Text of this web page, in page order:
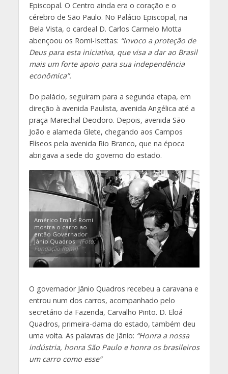
Episcopal. O Centro ainda era o coração e o
cérebro de São Paulo. No Palácio Episcopal, na
Bela Vista, o cardeal D. Carlos Carmelo Motta
abençoou os Romi-Isettas: “Invoco a proteção de
Deus para esta iniciativa, que visa a dar ao Brasil
mais um forte apoio para sua independência
econômica”.
Do palácio, seguiram para a segunda etapa, em
direção à avenida Paulista, avenida Angélica até a
praça Marechal Deodoro. Depois, avenida São
João e alameda Glete, chegando aos Campos
Elíseos pela avenida Rio Branco, que na época
abrigava a sede do governo do estado.
Américo Emílio Romi
mostra o carro ao
então Governador
Jânio Quadros(Foto:
Fundação Romi)
O governador Jânio Quadros recebeu a caravana e
entrou num dos carros, acompanhado pelo
secretário da Fazenda, Carvalho Pinto. D. Eloá
Quadros, primeira-dama do estado, também deu
uma volta. As palavras de Jânio: “Honra a nossa
indústria, honra São Paulo e honra os brasileiros
um carro como esse”